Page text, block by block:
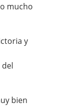
mucho
y
bien